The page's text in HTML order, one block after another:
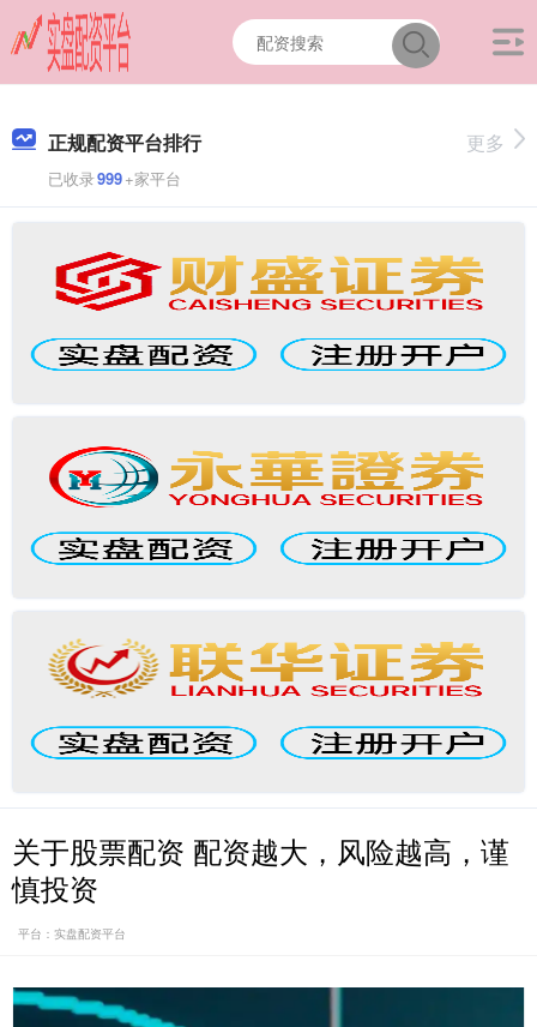
正规配资平台排行
已收录999+家平台
更多
关于股票配资 配资越大，风险越高，谨
慎投资
平台：实盘配资平台